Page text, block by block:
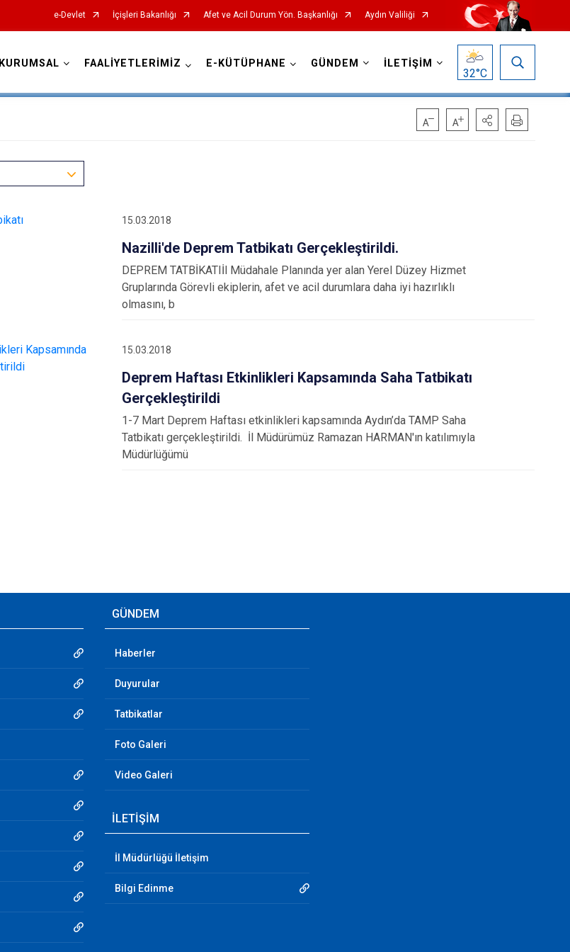
e-Devlet İçişleri Bakanlığı Afet ve Acil Durum Yön. Başkanlığı Aydın Valiliği
KURUMSAL FAALİYETLERİMİZ E-KÜTÜPHANE GÜNDEM İLETİŞİM
32°C
15.03.2018
Nazilli'de Deprem Tatbikatı Gerçekleştirildi.
DEPREM TATBİKATIİl Müdahale Planında yer alan Yerel Düzey Hizmet
Gruplarında Görevli ekiplerin, afet ve acil durumlara daha iyi hazırlıklı
olmasını, b
15.03.2018
Deprem Haftası Etkinlikleri Kapsamında Saha Tatbikatı
Gerçekleştirildi
1-7 Mart Deprem Haftası etkinlikleri kapsamında Aydın’da TAMP Saha
Tatbikatı gerçekleştirildi. İl Müdürümüz Ramazan HARMAN'ın katılımıyla
Müdürlüğümü
GÜNDEM
Haberler
Duyurular
Tatbikatlar
Foto Galeri
Video Galeri
İLETİŞİM
İl Müdürlüğü İletişim
Bilgi Edinme